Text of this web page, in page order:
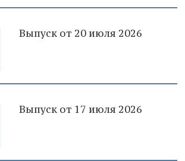
Выпуск от 20 июля 2026
Выпуск от 17 июля 2026